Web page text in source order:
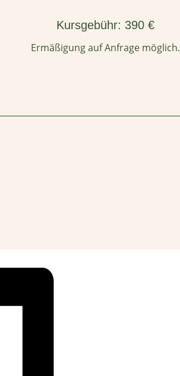
Kursgebühr: 390 €
Ermäßigung auf Anfrage möglich.